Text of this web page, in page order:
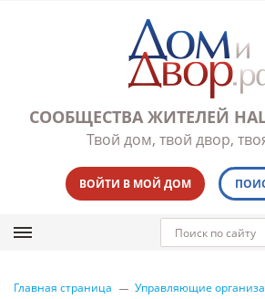
СООБЩЕСТВА ЖИТЕЛЕЙ
Твой дом, твой двор,
ВОЙТИ В МОЙ ДОМ
Главная страница Управляющие